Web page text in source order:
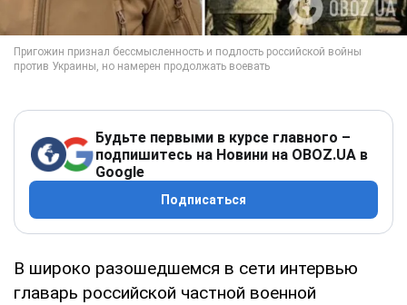
Будьте первыми в курсе главного –
подпишитесь на Новини на OBOZ.UA в
Google
Подписаться
В широко разошедшемся в сети интервью
главарь российской частной военной